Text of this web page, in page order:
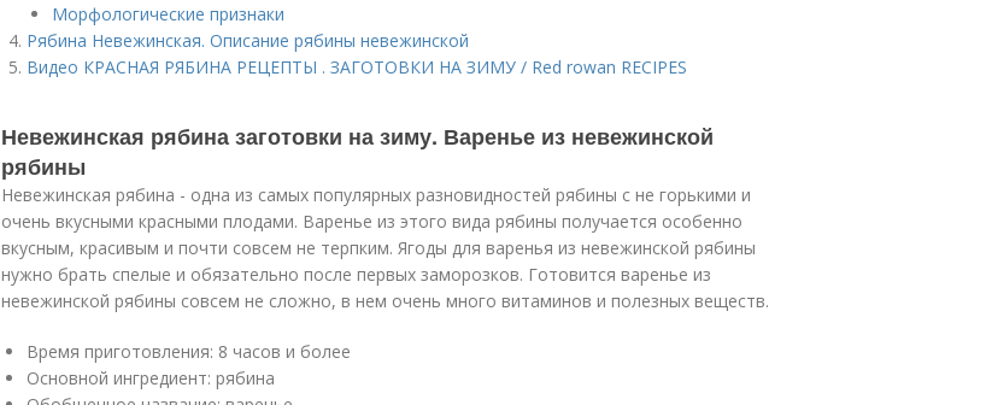
Морфологические признаки
Рябина Невежинская. Описание рябины невежинской
Видео КРАСНАЯ РЯБИНА РЕЦЕПТЫ . ЗАГОТОВКИ НА ЗИМУ / Red rowan RECIPES
Невежинская рябина заготовки на зиму. Варенье из невежинской
рябины
Невежинская рябина - одна из самых популярных разновидностей рябины с не горькими и
очень вкусными красными плодами. Варенье из этого вида рябины получается особенно
вкусным, красивым и почти совсем не терпким. Ягоды для варенья из невежинской рябины
нужно брать спелые и обязательно после первых заморозков. Готовится варенье из
невежинской рябины совсем не сложно, в нем очень много витаминов и полезных веществ.
Время приготовления: 8 часов и более
Основной ингредиент: рябина